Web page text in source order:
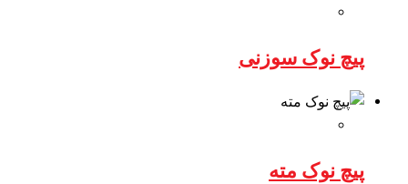
پیچ نوک سوزنی
پیچ نوک مته